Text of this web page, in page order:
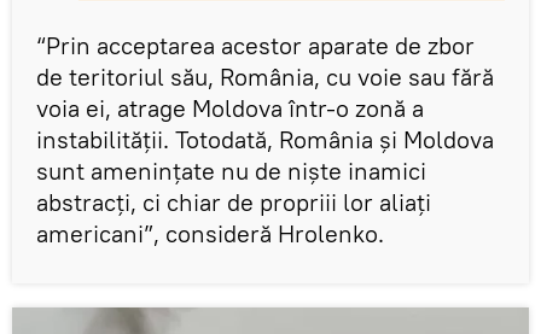
“Prin acceptarea acestor aparate de zbor
de teritoriul său, România, cu voie sau fără
voia ei, atrage Moldova într-o zonă a
instabilității. Totodată, România și Moldova
sunt amenințate nu de niște inamici
abstracți, ci chiar de propriii lor aliați
americani”, consideră Hrolenko.